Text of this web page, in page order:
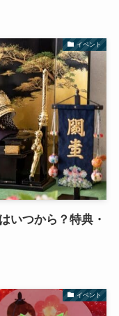
イベント
いつから？特典・
イベント